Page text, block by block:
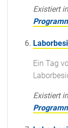
Existiert in
Ein Tag
Existiert in